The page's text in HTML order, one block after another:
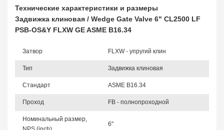
Технические характеристики и размеры
Задвижка клиновая / Wedge Gate Valve 6" CL2500 LF
PSB-OS&Y FLXW GE ASME B16.34
Затвор FLXW - упругий клин
Тип Задвижка клиновая
Стандарт ASME B16.34
Проход FB - полнопроходной
Номинальный размер,
6"